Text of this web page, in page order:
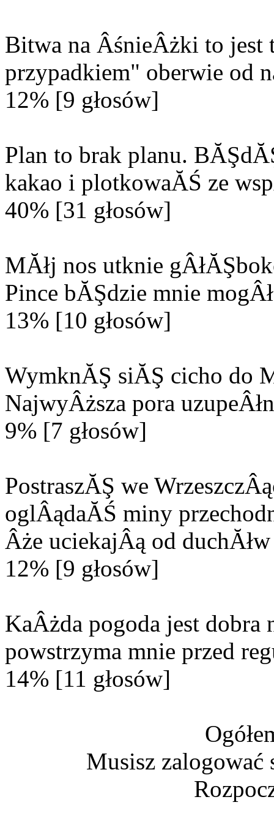
Bitwa na ÂśnieÂżki to jest
przypadkiem" oberwie od
12% [9 głosów]
Plan to brak planu.
kakao i plotkowaĂŚ ze
40% [31 głosów]
MĂłj nos utknie
Pince bĂŞdzie mnie
13% [10 głosów]
WymknĂŞ siĂŞ cicho do
NajwyÂższa pora
9% [7 głosów]
PostraszĂŞ we
oglÂądaĂŚ miny
Âże uciekajÂą od
12% [9 głosów]
KaÂżda pogoda jest
powstrzyma mnie przed
14% [11 głosów]
Musisz zalogować